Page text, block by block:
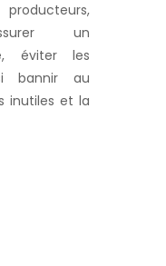
un
éviter les
bannir au
inutiles et la